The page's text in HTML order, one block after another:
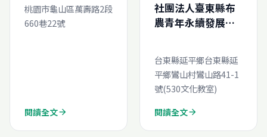
桃園市龜山區萬壽路2段
660巷22號
閱讀全文arrow_forward
社團法人臺東縣布
農青年永續發展協
請
台東縣延平鄉台東縣延
平鄉鸞山村鸞山路41-1
號(530文化教室)
閱讀全文arrow_forward